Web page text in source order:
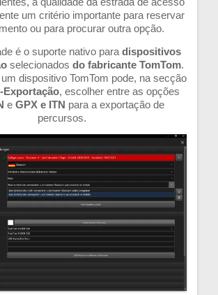
um critério importante para reservar
ou para procurar outra opção.
é o suporte nativo para dispositivos
selecionados do fabricante TomTom.
dispositivo TomTom pode, na secção
Exportação, escolher entre as opções
e GPX e ITN para a exportação de
percursos.